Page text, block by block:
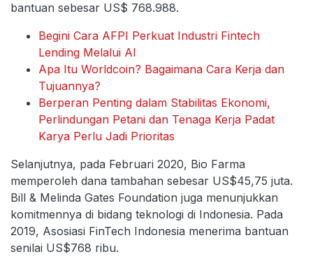
bantuan sebesar US$ 768.988.
Begini Cara AFPI Perkuat Industri Fintech
Lending Melalui AI
Apa Itu Worldcoin? Bagaimana Cara Kerja dan
Tujuannya?
Berperan Penting dalam Stabilitas Ekonomi,
Perlindungan Petani dan Tenaga Kerja Padat
Karya Perlu Jadi Prioritas
Selanjutnya, pada Februari 2020, Bio Farma
memperoleh dana tambahan sebesar US$45,75 juta.
Bill & Melinda Gates Foundation juga menunjukkan
komitmennya di bidang teknologi di Indonesia. Pada
2019, Asosiasi FinTech Indonesia menerima bantuan
senilai US$768 ribu.